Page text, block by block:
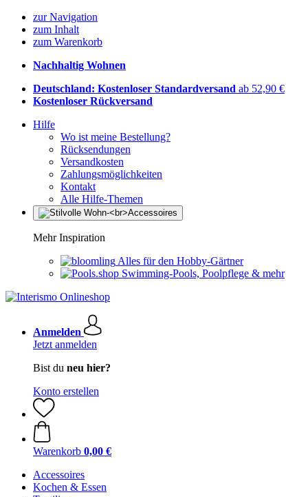
zur Navigation
zum Inhalt
zum Warenkorb
Nachhaltig Wohnen
Deutschland: Kostenloser Standardversand ab 52,90 €
Kostenloser Rückversand
Hilfe
Wo ist meine Bestellung?
Rücksendungen
Versandkosten
Zahlungsmöglichkeiten
Kontakt
Alle Hilfe-Themen
Mehr Inspiration
Alles für den Hobby-Gärtner
Swimming-Pools, Poolpflege & mehr
Anmelden
Jetzt anmelden
Bist du neu hier?
Konto erstellen
Warenkorb 0,00 €
Accessoires
Kochen & Essen